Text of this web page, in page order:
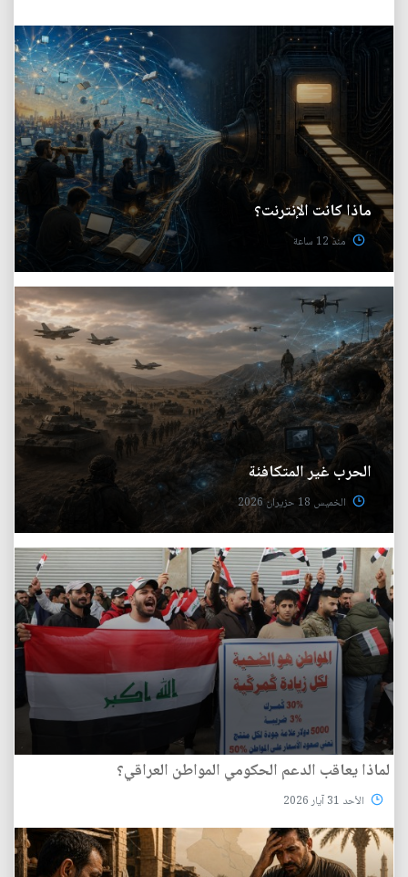
ماذا كانت الإنترنت؟
منذ 12 ساعة
الحرب غير المتكافئة
الخميس 18 حزيران 2026
لماذا يعاقب الدعم الحكومي المواطن العراقي؟
الأحد 31 آيار 2026